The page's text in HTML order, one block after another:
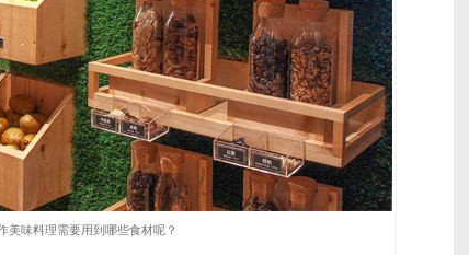
美味料理需要用到哪些食材呢？